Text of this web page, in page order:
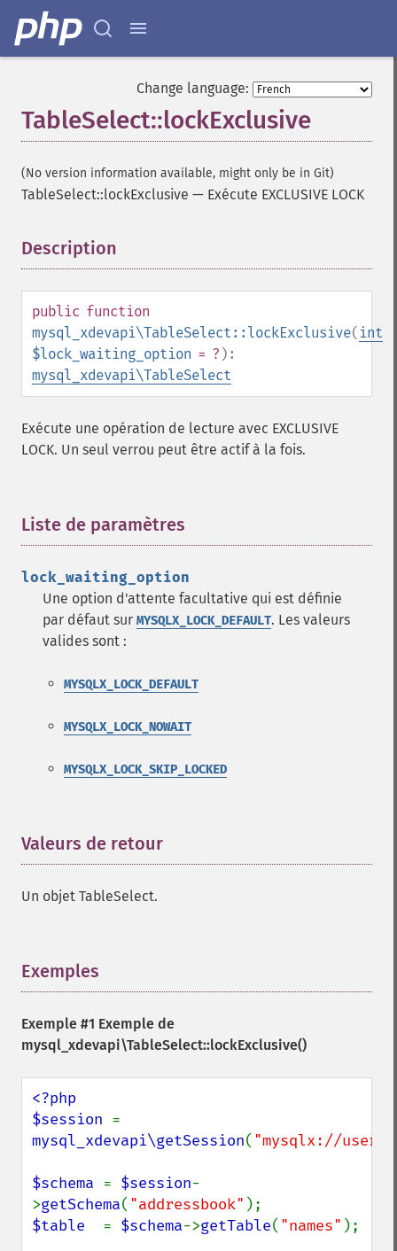
Change language:
TableSelect::lockExclusive
(No version information available, might only be in Git)
TableSelect::lockExclusive — Exécute EXCLUSIVE LOCK
Description
public function
mysql_xdevapi\TableSelect::lockExclusive( int
$lock_waiting_option = ? ):
mysql_xdevapi\TableSelect
Exécute une opération de lecture avec EXCLUSIVE
LOCK. Un seul verrou peut être actif à la fois.
Liste de paramètres
lock_waiting_option
Une option d'attente facultative qui est définie
par défaut sur MYSQLX_LOCK_DEFAULT. Les valeurs
valides sont :
MYSQLX_LOCK_DEFAULT
MYSQLX_LOCK_NOWAIT
MYSQLX_LOCK_SKIP_LOCKED
Valeurs de retour
Un objet TableSelect.
Exemples
Exemple #1 Exemple de
mysql_xdevapi\TableSelect::lockExclusive()
<?php
$session
mysql_xdevapi\getSession( "mysqlx://
$schema = $session-
>getSchema( "addressbook"
$table = $schema->getTable( "names" );